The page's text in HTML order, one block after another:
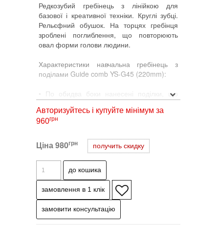
Редкозубий гребінець з лінійкою для
базової і креативної техніки. Круглі зубці.
Рельєфний обушок. На торцях гребінця
зроблені поглиблення, що повторюють
овал форми голови людини.
Характеристики навчальна гребінець з
поділами Guide comb YS-G45 (220mm):
• По обидва боки нанесені поділки, що
дозволяють робити виміри, як з боку
дрібних зубчиків, так і з боку великих
• Поділу нанесені спеціальним лазером,
тривалому застосуванні
• Кут гребінця прямий, а виїмка дозволяє
виміряти на округлої поверхні (голови)
точно 90С
• Кожен зубчик гребінця виготовлений у
формі весла, що дозволяє легко
прочісувати волосся
• Обушок досить широкий, завдяки чому
гребінець витримує сильне напруження
Авторизуйтесь і купуйте мінімум за
960грн
Ціна980грн получить скидку